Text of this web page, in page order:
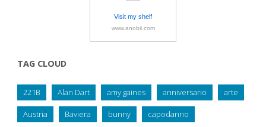
Visit my shelf
www.anobii.com
TAG CLOUD
221B Alan Dart amy gaines anniversario arte
Austria Baviera bunny capodanno